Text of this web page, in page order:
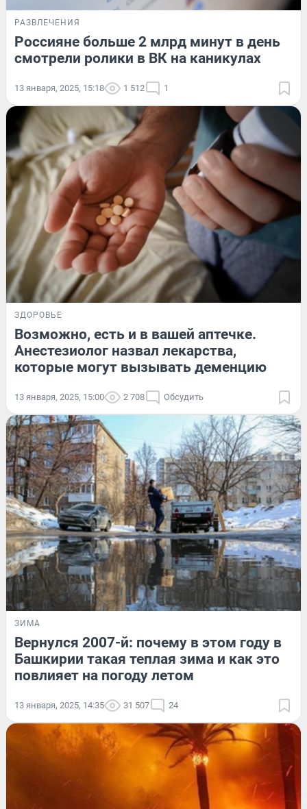
РАЗВЛЕЧЕНИЯ
Россияне больше 2 млрд минут в день
смотрели ролики в ВК на каникулах
13 января, 2025, 15:18 1 512 1
ЗДОРОВЬЕ
Возможно, есть и в вашей аптечке.
Анестезиолог назвал лекарства,
которые могут вызывать деменцию
13 января, 2025, 15:00 2 708 Обсудить
ЗИМА
Вернулся 2007-й: почему в этом году в
Башкирии такая теплая зима и как это
повлияет на погоду летом
13 января, 2025, 14:35 31 507 24